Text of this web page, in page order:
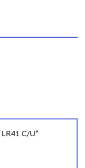
C/U”